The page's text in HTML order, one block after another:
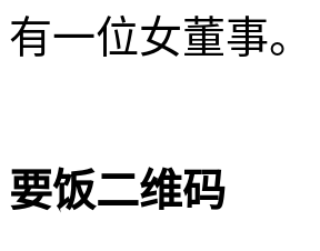
有一位女董事。
要饭二维码